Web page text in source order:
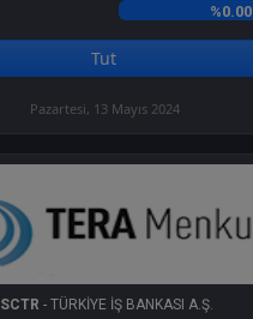
%0.00
Tut
Pazartesi, 13 Mayıs 2024
ISCTR - TÜRKİYE İŞ BANKASI A.Ş.